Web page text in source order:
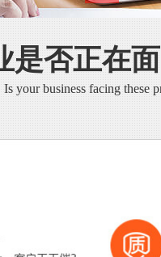
是否正在
Is your business facing these